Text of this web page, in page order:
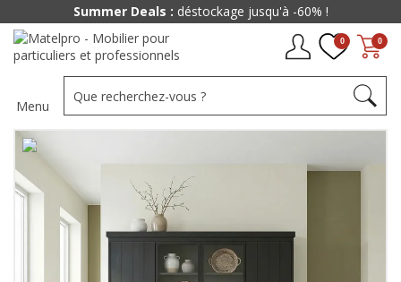
0
0
Menu
Summer Deals : déstockage jusqu'à -60% !